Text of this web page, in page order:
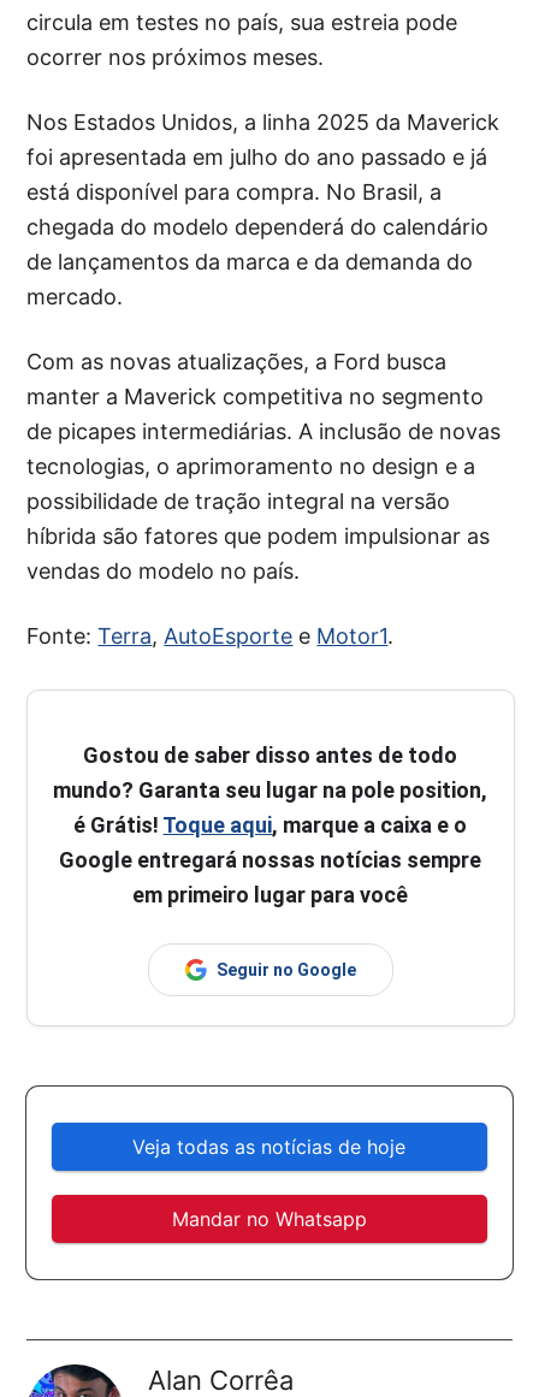
circula em testes no país, sua estreia pode
ocorrer nos próximos meses.
Nos Estados Unidos, a linha 2025 da Maverick
foi apresentada em julho do ano passado e já
está disponível para compra. No Brasil, a
chegada do modelo dependerá do calendário
de lançamentos da marca e da demanda do
mercado.
Com as novas atualizações, a Ford busca
manter a Maverick competitiva no segmento
de picapes intermediárias. A inclusão de novas
tecnologias, o aprimoramento no design e a
possibilidade de tração integral na versão
híbrida são fatores que podem impulsionar as
vendas do modelo no país.
Fonte:Terra, AutoEsporte e Motor1.
Gostou de saber disso antes de todo
mundo? Garanta seu lugar na pole position,
é Grátis! Toque aqui, marque a caixa e o
Google entregará nossas notícias sempre
em primeiro lugar para você
Seguir no Google
Veja todas as notícias de hoje
Mandar no Whatsapp
Alan Corrêa